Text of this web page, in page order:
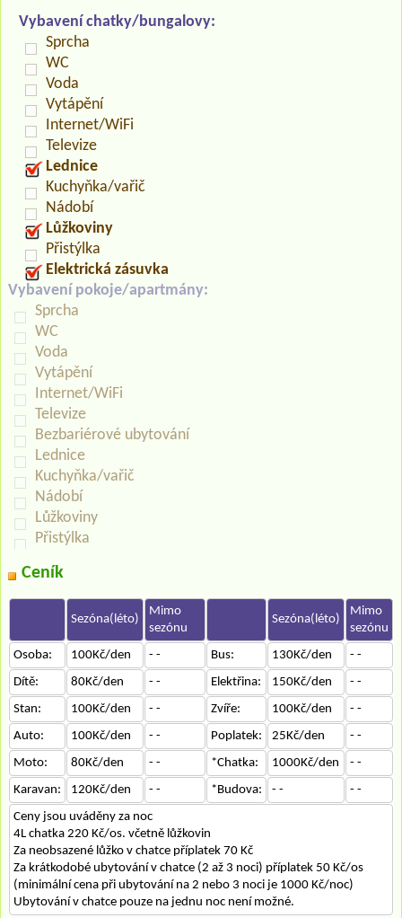
Vybavení chatky/bungalovy:
Sprcha
WC
Voda
Vytápění
Internet/WiFi
Televize
Lednice
Kuchyňka/vařič
Nádobí
Lůžkoviny
Přistýlka
Elektrická zásuvka
Vybavení pokoje/apartmány:
Sprcha
WC
Voda
Vytápění
Internet/WiFi
Televize
Bezbariérové ubytování
Lednice
Kuchyňka/vařič
Nádobí
Lůžkoviny
Přistýlka
Ceník
Sezóna(léto)
Mimo
sezónu
Sezóna(léto)
Mimo
sezónu
Osoba:
100Kč/den - - Bus: 130Kč/den
- -
Dítě:
80Kč/den - - Elektřina: 150Kč/den
- -
Stan:
100Kč/den - - Zvíře: 100Kč/den
- -
Auto:
100Kč/den - - Poplatek: 25Kč/den
- -
Moto:
80Kč/den - - *Chatka: 1000Kč/den
- -
Karavan:
120Kč/den - - *Budova: - -
- -
Ceny jsou uváděny za noc
4L chatka 220 Kč/os. včetně lůžkovin
Za neobsazené lůžko v chatce příplatek 70 Kč
Za krátkodobé ubytování v chatce (2 až 3 noci) příplatek 50 Kč/os
(minimální cena při ubytování na 2 nebo 3 noci je 1000 Kč/noc)
Ubytování v chatce pouze na jednu noc není možné.